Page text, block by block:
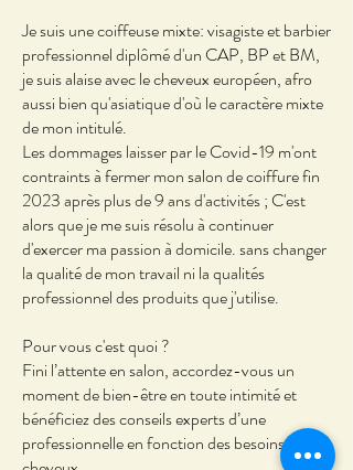
Je suis une coiffeuse mixte: visagiste et barbier
professionnel diplômé d'un CAP, BP et BM,
je suis alaise avec le cheveux européen, afro
aussi bien qu'asiatique d'où le caractère mixte
de mon intitulé.
Les dommages laisser par le Covid-19 m'ont
contraints à fermer mon salon de coiffure fin
2023 après plus de 9 ans d'activités ; C'est
alors que je me suis résolu à continuer
d'exercer ma passion à domicile. sans changer
la qualité de mon travail ni la qualités
professionnel des produits que j'utilise.
Pour vous c'est quoi ?
Fini l’attente en salon, accordez-vous un
moment de bien-être en toute intimité et
bénéficiez des conseils experts d’une
professionnelle en fonction des besoins de vos